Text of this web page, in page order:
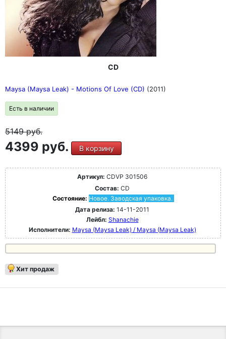
CD
Maysa (Maysa Leak) - Motions Of Love (CD) (2011)
Есть в наличии
5149руб.
4399 руб. В корзину
Артикул: CDVP 301506
Состав: CD
Состояние: Новое. Заводская упаковка.
Дата релиза: 14-11-2011
Лейбл: Shanachie
Исполнители: Maysa (Maysa Leak) / Maysa (Maysa Leak)
Хит продаж